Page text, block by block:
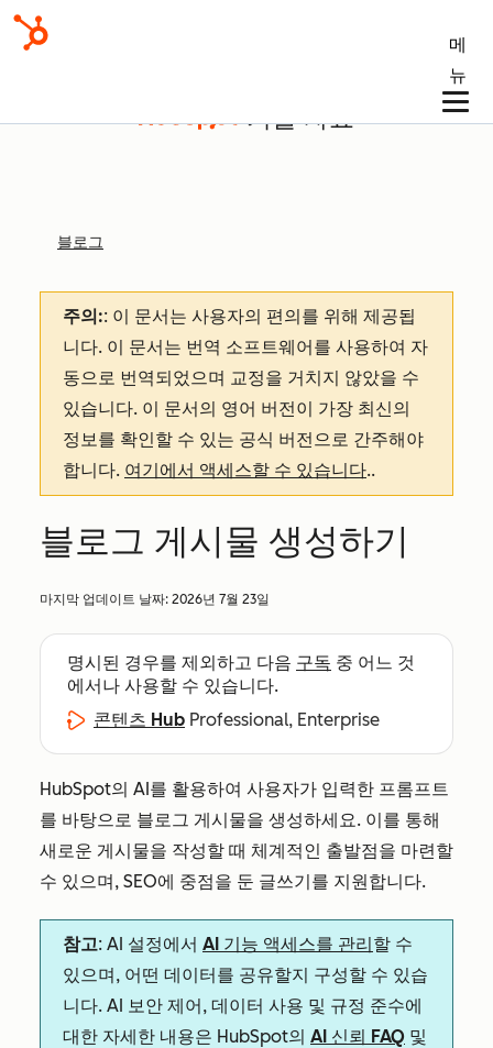
메
뉴
기술 자료
블로그
주의:: 이 문서는 사용자의 편의를 위해 제공됩
니다. 이 문서는 번역 소프트웨어를 사용하여 자
동으로 번역되었으며 교정을 거치지 않았을 수
있습니다. 이 문서의 영어 버전이 가장 최신의
정보를 확인할 수 있는 공식 버전으로 간주해야
합니다. 여기에서 액세스할 수 있습니다..
블로그 게시물 생성하기
마지막 업데이트 날짜: 2026년 7월 23일
명시된 경우를 제외하고 다음 구독 중 어느 것
에서나 사용할 수 있습니다.
콘텐츠 Hub Professional, Enterprise
HubSpot의 AI를 활용하여 사용자가 입력한 프롬프트
를 바탕으로 블로그 게시물을 생성하세요. 이를 통해
새로운 게시물을 작성할 때 체계적인 출발점을 마련할
수 있으며, SEO에 중점을 둔 글쓰기를 지원합니다.
참고: AI 설정에서 AI 기능 액세스를 관리할 수
있으며, 어떤 데이터를 공유할지 구성할 수 있습
니다. AI 보안 제어, 데이터 사용 및 규정 준수에
대한 자세한 내용은 HubSpot의 AI 신뢰 FAQ 및